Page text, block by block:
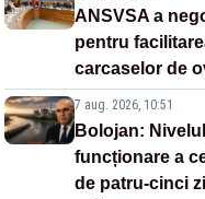
ANSVSA a
pentru
carcaselor de
7 aug. 2026, 10:51
Bolojan:
funcționare a
de patru-cinci